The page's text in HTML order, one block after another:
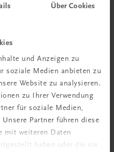
Über Cookies
und Anzeigen zu
soziale Medien anbieten zu
Website zu analysieren.
zu Ihrer Verwendung
für soziale Medien,
Partner führen diese
mit weiteren Daten
haben oder die sie
(Quiz,
Links zu Ihrem
vorab per Mail
auf dieser Seite.
(oder auch